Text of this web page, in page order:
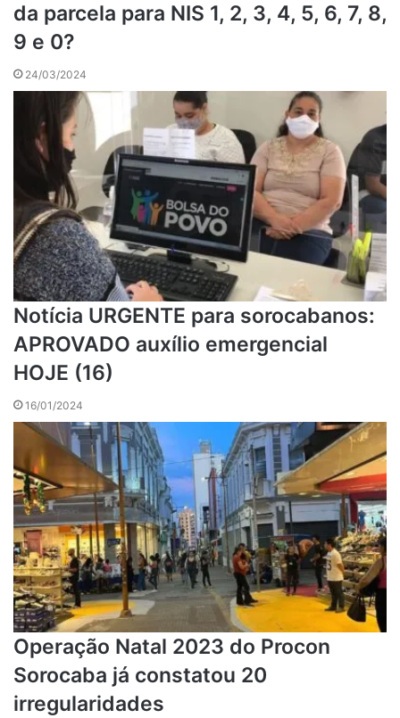
da parcela para NIS 1, 2, 3, 4, 5, 6, 7, 8,
9 e 0?
24/03/2024
Notícia URGENTE para sorocabanos:
APROVADO auxílio emergencial
HOJE (16)
16/01/2024
Operação Natal 2023 do Procon
Sorocaba já constatou 20
irregularidades